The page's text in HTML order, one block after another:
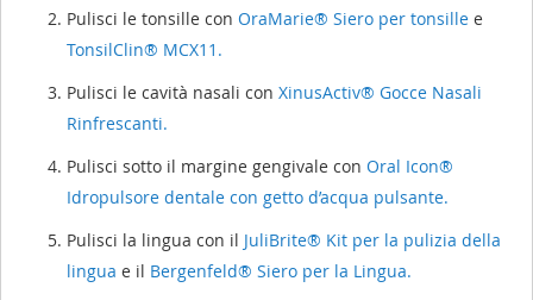
Pulisci le tonsille con OraMarie® Siero per tonsille e
TonsilClin® MCX11.
Pulisci le cavità nasali con XinusActiv® Gocce Nasali
Rinfrescanti.
Pulisci sotto il margine gengivale con Oral Icon®
Idropulsore dentale con getto d’acqua pulsante.
Pulisci la lingua con il JuliBrite® Kit per la pulizia della
lingua e il Bergenfeld® Siero per la Lingua.